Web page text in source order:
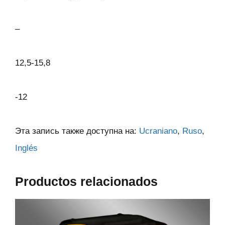
–
12,5-15,8
-12
Эта запись также доступна на: Ucraniano Ruso
Inglés
Productos relacionados